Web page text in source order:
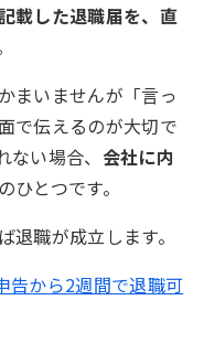
載した退職届を、直
まいませんが「言っ
で伝えるのが大切で
い場合、 会社に内
ひとつです。
職が成立します。
告から2週間で退職可